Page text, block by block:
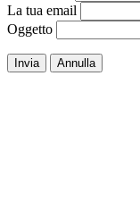
La tua email
Oggetto
Invia Annulla